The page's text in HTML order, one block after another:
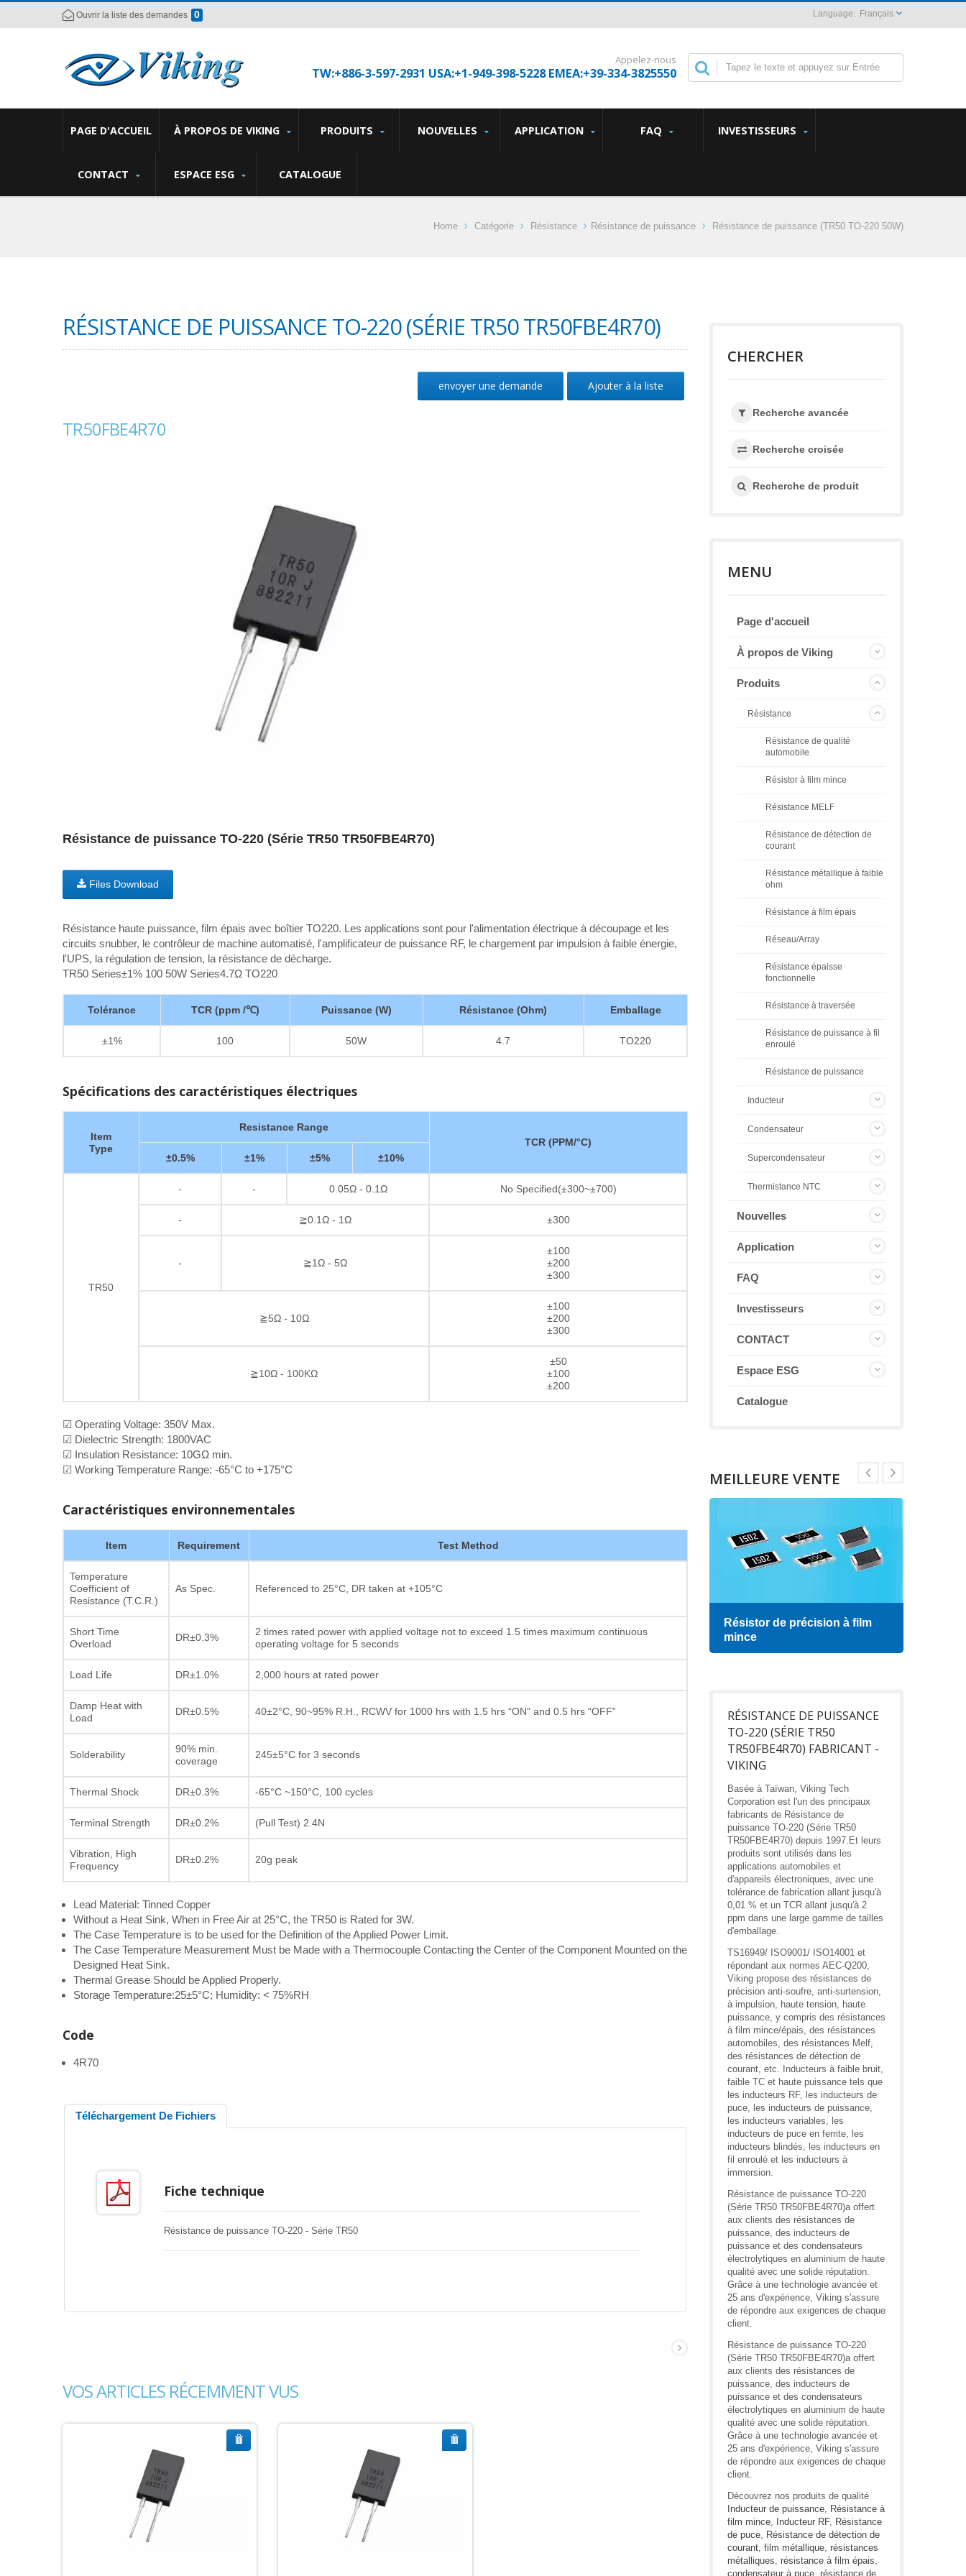
Ouvrir la liste des demandes 0 Français
Appelez-nous
TW:+886-3-597-2931 USA:+1-949-398-5228 EMEA:+39-334-3825550
PAGE D'ACCUEIL À PROPOS DE VIKING PRODUITS NOUVELLES APPLICATION FAQ INVESTISSEURS
CONTACT ESPACE ESG CATALOGUE
Home Catégorie Résistance Résistance de puissance Résistance de puissance (TR50 TO-220 50W)
RÉSISTANCE DE PUISSANCE TO-220 (SÉRIE TR50 TR50FBE4R70)
envoyer une demande Ajouter à la liste
TR50FBE4R70
Résistance de puissance TO-220 (Série TR50 TR50FBE4R70)
Files Download
Résistance haute puissance, film épais avec boîtier TO220. Les applications sont pour l'alimentation électrique à découpage et les
circuits snubber, le contrôleur de machine automatisé, l'amplificateur de puissance RF, le chargement par impulsion à faible énergie,
l'UPS, la régulation de tension, la résistance de décharge.
TR50 Series±1% 100 50W Series4.7Ω TO220
Tolérance TCR (ppm /℃) Puissance (W) Résistance (Ohm) Emballage
±1% 100 50W 4.7 TO220
Spécifications des caractéristiques électriques
Item
Type
Resistance Range
TCR (PPM/°C)
±0.5%
±1% ±5% ±10%
TR50
- - 0.05Ω - 0.1Ω No Specified(±300~±700)
- ≧0.1Ω - 1Ω ±300
- ≧1Ω - 5Ω
±100
±200
±300
≧5Ω - 10Ω
±100
±200
±300
≧10Ω - 100KΩ
±50
±100
±200
☑ Operating Voltage: 350V Max.
☑ Dielectric Strength: 1800VAC
☑ Insulation Resistance: 10GΩ min.
☑ Working Temperature Range: -65°C to +175°C
Caractéristiques environnementales
Item Requirement Test Method
Temperature
Coefficient of
Resistance (T.C.R.)
As Spec. Referenced to 25°C, DR taken at +105°C
Short Time
Overload
DR±0.3%
2 times rated power with applied voltage not to exceed 1.5 times maximum continuous
operating voltage for 5 seconds
Load Life DR±1.0% 2,000 hours at rated power
Damp Heat with
Load
DR±0.5% 40±2°C, 90~95% R.H., RCWV for 1000 hrs with 1.5 hrs “ON” and 0.5 hrs “OFF”
Solderability
90% min.
coverage
245±5°C for 3 seconds
Thermal Shock DR±0.3% -65°C ~150°C, 100 cycles
Terminal Strength DR±0.2% (Pull Test) 2.4N
Vibration, High
Frequency
DR±0.2% 20g peak
Lead Material: Tinned Copper
Without a Heat Sink, When in Free Air at 25°C, the TR50 is Rated for 3W.
The Case Temperature is to be used for the Definition of the Applied Power Limit.
The Case Temperature Measurement Must be Made with a Thermocouple Contacting the Center of the Component Mounted on the
Designed Heat Sink.
Thermal Grease Should be Applied Properly.
Storage Temperature:25±5°C; Humidity: < 75%RH
Code
4R70
Téléchargement De Fichiers
Fiche technique
Résistance de puissance TO-220 - Série TR50
VOS ARTICLES RÉCEMMENT VUS
CHERCHER
Recherche avancée
Recherche croisée
Recherche de produit
MENU
Page d'accueil
À propos de Viking
Produits
Résistance
Résistance de qualité
automobile
Résistor à film mince
Résistance MELF
Résistance de détection de
courant
Résistance métallique à faible
ohm
Résistance à film épais
Réseau/Array
Résistance épaisse
fonctionnelle
Résistance à traversée
Résistance de puissance à fil
enroulé
Résistance de puissance
Inducteur
Condensateur
Supercondensateur
Thermistance NTC
Nouvelles
Application
FAQ
Investisseurs
CONTACT
Espace ESG
Catalogue
MEILLEURE VENTE
Résistor de précision à film
mince
RÉSISTANCE DE PUISSANCE
TO-220 (SÉRIE TR50
TR50FBE4R70) FABRICANT -
VIKING
Basée à Taïwan, Viking Tech
Corporation est l'un des principaux
fabricants de Résistance de
puissance TO-220 (Série TR50
TR50FBE4R70) depuis 1997.Et leurs
produits sont utilisés dans les
applications automobiles et
d'appareils électroniques, avec une
tolérance de fabrication allant jusqu'à
0,01 % et un TCR allant jusqu'à 2
ppm dans une large gamme de tailles
d'emballage.
TS16949/ ISO9001/ ISO14001 et
répondant aux normes AEC-Q200,
Viking propose des résistances de
précision anti-soufre, anti-surtension,
à impulsion, haute tension, haute
puissance, y compris des résistances
à film mince/épais, des résistances
automobiles, des résistances Melf,
des résistances de détection de
courant, etc. Inducteurs à faible bruit,
faible TC et haute puissance tels que
les inducteurs RF, les inducteurs de
puce, les inducteurs de puissance,
les inducteurs variables, les
inducteurs de puce en ferrite, les
inducteurs blindés, les inducteurs en
fil enroulé et les inducteurs à
immersion.
Résistance de puissance TO-220
(Série TR50 TR50FBE4R70)a offert
aux clients des résistances de
puissance, des inducteurs de
puissance et des condensateurs
électrolytiques en aluminium de haute
qualité avec une solide réputation.
Grâce à une technologie avancée et
25 ans d'expérience, Viking s'assure
de répondre aux exigences de chaque
client.
Résistance de puissance TO-220
(Série TR50 TR50FBE4R70)a offert
aux clients des résistances de
puissance, des inducteurs de
puissance et des condensateurs
électrolytiques en aluminium de haute
qualité avec une solide réputation.
Grâce à une technologie avancée et
25 ans d'expérience, Viking s'assure
de répondre aux exigences de chaque
client.
Découvrez nos produits de qualité
Inducteur de puissance, Résistance à
film mince, Inducteur RF, Résistance
de puce, Résistance de détection de
courant, film métallique, résistances
métalliques, résistance à film épais,
condensateur à puce résistance de